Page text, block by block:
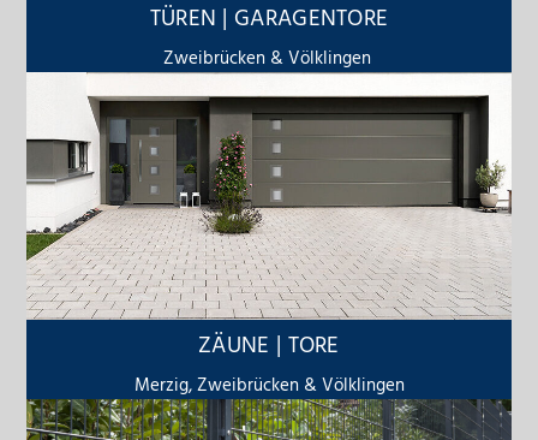
TÜREN | GARAGENTORE
Zweibrücken & Völklingen
ZÄUNE | TORE
Merzig, Zweibrücken & Völklingen